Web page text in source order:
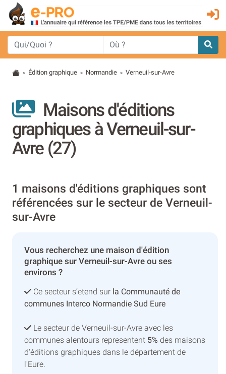
> Édition graphique > Normandie > Verneuil-sur-Avre
Maisons d'éditions
graphiques à Verneuil-sur-
Avre (27)
1 maisons d'éditions graphiques sont
référencées sur le secteur de Verneuil-
sur-Avre
Vous recherchez une maison d'édition
graphique sur Verneuil-sur-Avre ou ses
environs ?
Ce secteur s’etend sur la Communauté de
communes Interco Normandie Sud Eure
Le secteur de Verneuil-sur-Avre avec les
communes alentours representent 5% des maisons
d'éditions graphiques dans le département de
l'Eure.